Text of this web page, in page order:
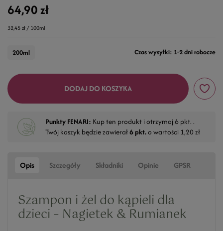
64,90 zł
32,45 zł / 100ml
Czas wysyłki: 1-2 dni robocze
200ml
DODAJ DO KOSZYKA
Punkty FENARI: Kup ten produkt i otrzymaj 6 pkt. .
Twój koszyk będzie zawierał6pkt.o wartości 1,20 zł
Opis Szczegóły Składniki Opinie GPSR
Szampon i żel do kąpieli dla
dzieci – Nagietek & Rumianek